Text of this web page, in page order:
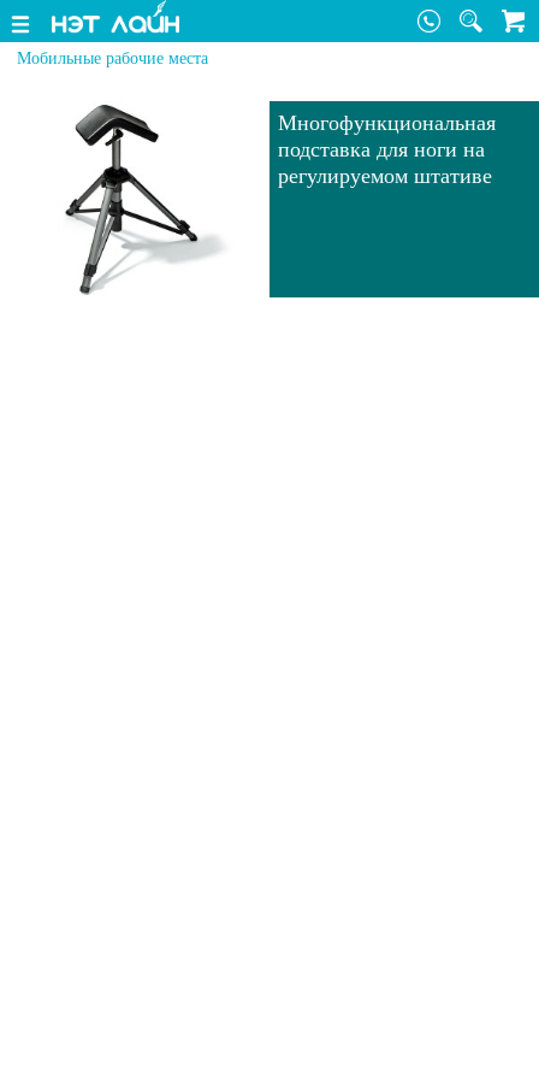
Мобильные рабочие места
Многофункциональная
подставка для ноги на
регулируемом штативе